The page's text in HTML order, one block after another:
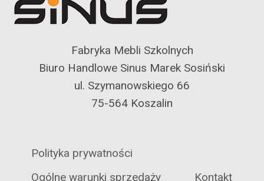
Fabryka Mebli Szkolnych
Biuro Handlowe Sinus Marek Sosiński
ul. Szymanowskiego 66
75-564 Koszalin
Polityka prywatności
Ogólne warunki sprzedaży
Kontakt